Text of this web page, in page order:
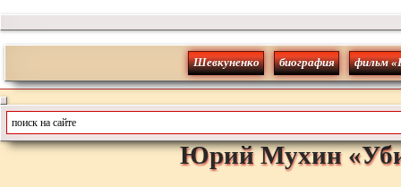
Шевкуненко биография фильм
Юрий Мухин«